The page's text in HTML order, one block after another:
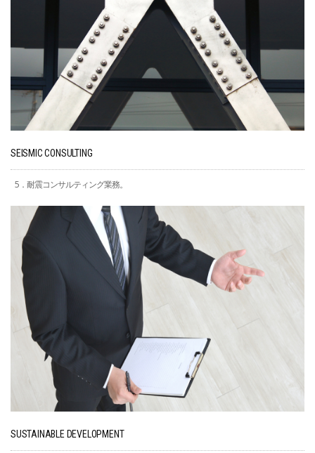
SEISMIC CONSULTING
5．耐震コンサルティング業務。
SUSTAINABLE DEVELOPMENT